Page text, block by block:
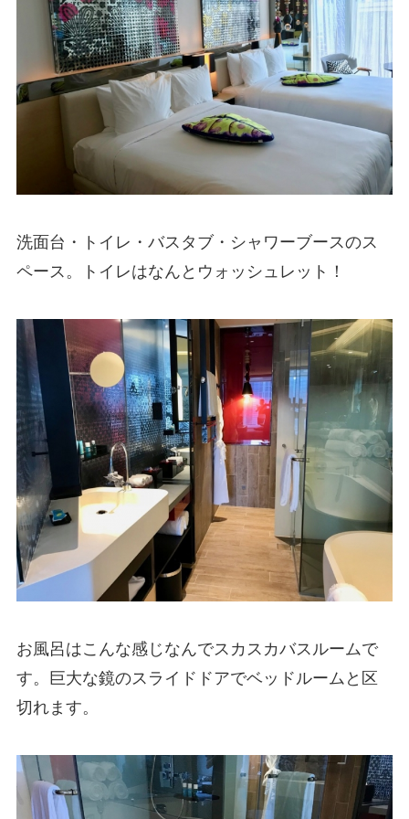
洗面台・トイレ・バスタブ・シャワーブースのス
ペース。トイレはなんとウォッシュレット！
お風呂はこんな感じなんでスカスカバスルームで
す。巨大な鏡のスライドドアでベッドルームと区
切れます。